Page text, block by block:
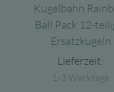
Kugelbahn
Ball Pack 12-
Ersatzkugeln
Lieferzeit:
1-3 Werktage